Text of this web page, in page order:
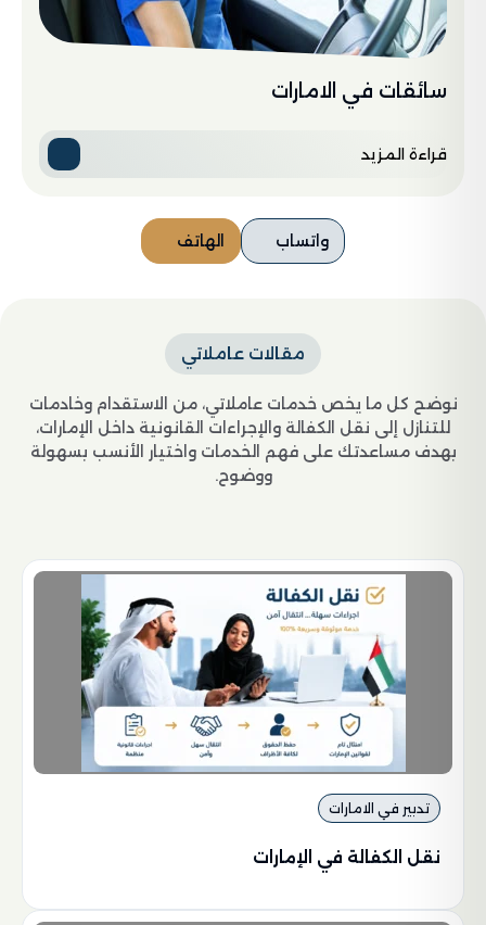
سائقات في الامارات
قراءة المزيد
واتساب الهاتف
مقالات عاملاتي
نوضح كل ما يخص خدمات عاملاتي، من الاستقدام وخادمات
للتنازل إلى نقل الكفالة والإجراءات القانونية داخل الإمارات،
بهدف مساعدتك على فهم الخدمات واختيار الأنسب بسهولة
ووضوح.
تدبير في الامارات
نقل الكفالة في الإمارات